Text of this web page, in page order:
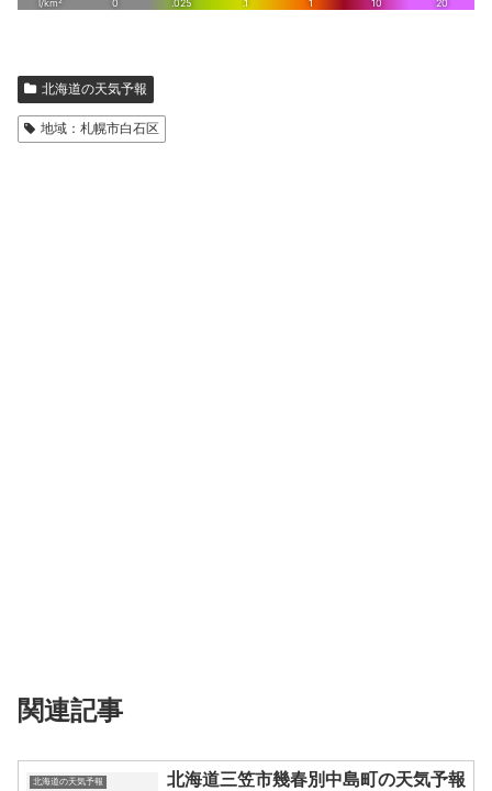
北海道の天気予報
地域：札幌市白石区
関連記事
北海道の天気予報
北海道三笠市幾春別中島町の天気予報